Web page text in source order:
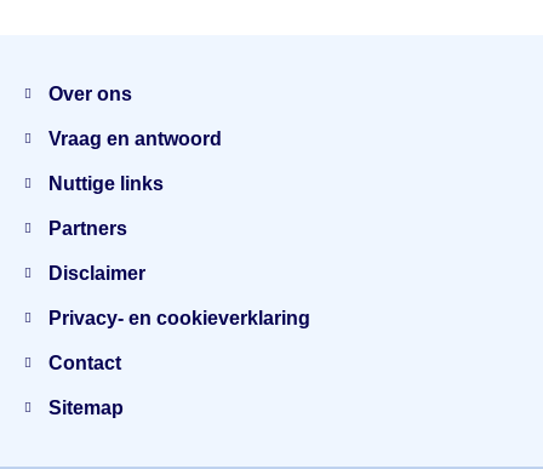
Over ons
Vraag en antwoord
Nuttige links
Partners
Disclaimer
Privacy- en cookieverklaring
Contact
Sitemap